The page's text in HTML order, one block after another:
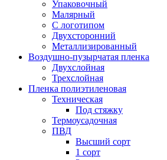
Упаковочный
Малярный
С логотипом
Двухсторонний
Металлизированный
Воздушно-пузырчатая пленка
Двухслойная
Трехслойная
Пленка полиэтиленовая
Техническая
Под стяжку
Термоусадочная
ПВД
Высший сорт
1 сорт